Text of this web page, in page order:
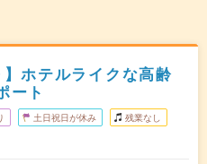
ホテルライクな高齢
ート
土日祝日が休み 残業なし